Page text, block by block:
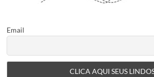
Email